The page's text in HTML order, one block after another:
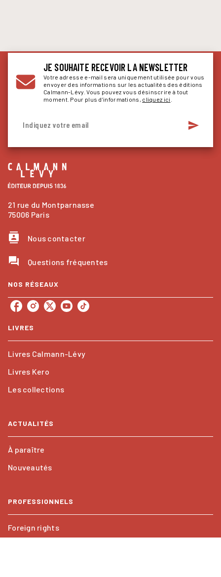
JE SOUHAITE RECEVOIR LA NEWSLETTER
Votre adresse e-mail sera uniquement utilisée pour vous
envoyer des informations sur les actualités des éditions
Calmann-Lévy. Vous pouvez vous désinscrire à tout
moment. Pour plus d’informations, cliquez ici
Indiquez votre email send
21 rue du Montparnasse
75006 Paris
contacts Nous contacter
question_answer Questions fréquentes
NOS RÉSEAUX
LIVRES
Livres Calmann-Lévy
Livres Kero
Les collections
ACTUALITÉS
À paraître
Nouveautés
PROFESSIONNELS
Foreign rights